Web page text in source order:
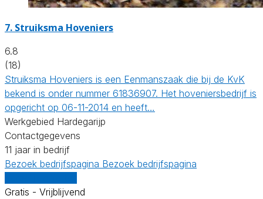
7. Struiksma Hoveniers
6.8
(18)
Struiksma Hoveniers is een Eenmanszaak die bij de KvK
bekend is onder nummer 61836907. Het hoveniersbedrijf is
opgericht op 06-11-2014 en heeft…
Werkgebied Hardegarijp
Contactgegevens
11 jaar in bedrijf
Bezoek bedrijfspagina Bezoek bedrijfspagina
Gratis - Vrijblijvend